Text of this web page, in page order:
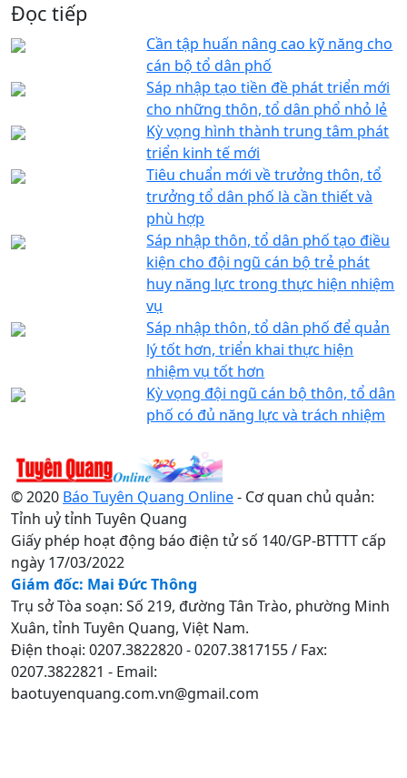
Đọc tiếp
Cần tập huấn nâng cao kỹ năng cho
cán bộ tổ dân phố
Sáp nhập tạo tiền đề phát triển mới
cho những thôn, tổ dân phổ nhỏ lẻ
Kỳ vọng hình thành trung tâm phát
triển kinh tế mới
Tiêu chuẩn mới về trưởng thôn, tổ
trưởng tổ dân phố là cần thiết và
phù hợp
Sáp nhập thôn, tổ dân phố tạo điều
kiện cho đội ngũ cán bộ trẻ phát
huy năng lực trong thực hiện nhiệm
vụ
Sáp nhập thôn, tổ dân phố để quản
lý tốt hơn, triển khai thực hiện
nhiệm vụ tốt hơn
Kỳ vọng đội ngũ cán bộ thôn, tổ dân
phố có đủ năng lực và trách nhiệm
© 2020 Báo Tuyên Quang Online- Cơ quan chủ quản:
Tỉnh uỷ tỉnh Tuyên Quang
Giấy phép hoạt động báo điện tử số 140/GP-BTTTT cấp
ngày 17/03/2022
Giám đốc: Mai Đức Thông
Trụ sở Tòa soạn: Số 219, đường Tân Trào, phường Minh
Xuân, tỉnh Tuyên Quang, Việt Nam.
Điện thoại: 0207.3822820 - 0207.3817155 / Fax:
0207.3822821 - Email:
baotuyenquang.com.vn@gmail.com